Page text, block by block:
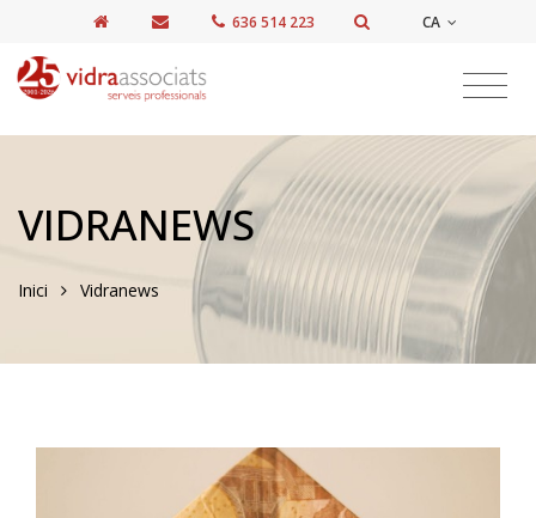
636 514 223 CA
VIDRANEWS
Inici Vidranews